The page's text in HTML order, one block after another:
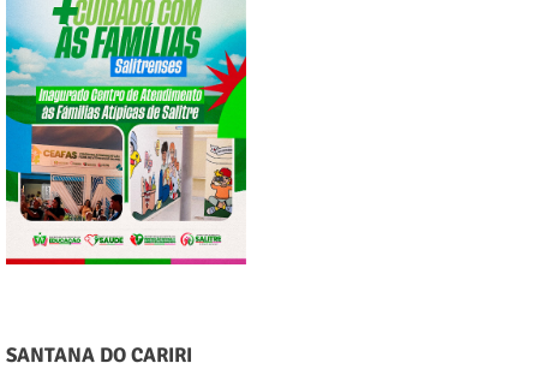
SANTANA DO CARIRI